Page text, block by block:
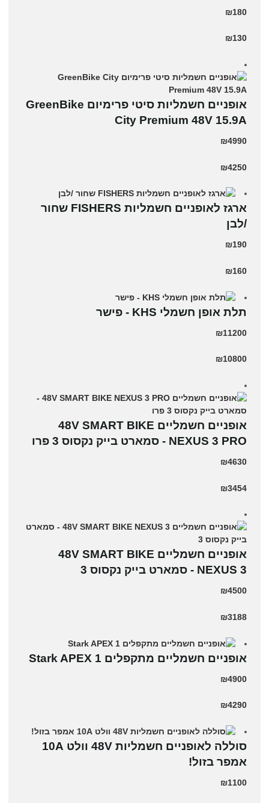
₪180
₪130
אופניים חשמליות סיטי פרימיום GreenBike
City Premium 48V 15.9A
₪4990
₪4250
ארגז לאופניים חשמליות FISHERS שחור
/לבן
₪190
₪160
תלת אופן חשמלי KHS - פישר
₪11200
₪10800
אופניים חשמליים 48V SMART BIKE
NEXUS 3 PRO - סמארט בייק נקסוס 3 פרו
₪4630
₪3454
אופניים חשמליים 48V SMART BIKE
NEXUS 3 - סמארט בייק נקסוס 3
₪4500
₪3188
‏אופניים חשמליים ‏מתקפלים Stark APEX 1
₪4900
₪4290
סוללה לאופניים חשמליות 48V וולט 10A
אמפר בזול!
₪1100